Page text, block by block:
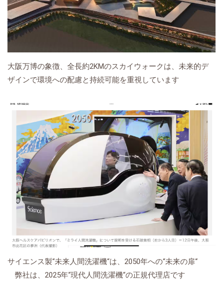
大阪万博の象徴、全長約2KMのスカイウォークは、未来的デ
ザインで環境への配慮と持続可能を重視しています
サイエンス製“未来人間洗濯機“は、2050年への“未来の扉“
弊社は、2025年“現代人間洗濯機“の正規代理店です